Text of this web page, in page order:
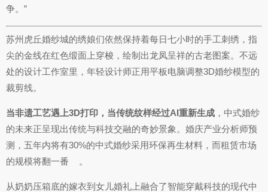
争。”
苏州虎丘婚纱城的绣娘们依然保持着每日七小时的手工刺绣，指
尖的金线在红色缎面上穿梭，绘制出龙凤呈祥的古老图案。不远
处的设计工作室里，年轻设计师正用平板电脑调整3D婚纱模型的
裁剪线。
当非遗工艺遇上3D打印，当传统纹样经过AI重新生成 ，中式婚纱
的未来正呈现出传统与科技交融的奇妙景象。婚庆产业分析师预
测，五年内将有30%的中式婚纱采用环保再生材料，而租赁市场
的规模将翻一番
。
从奶奶压箱底的嫁衣到女儿婚礼上融合了智能穿戴科技的现代中